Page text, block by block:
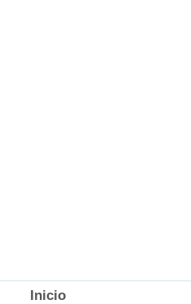
Inicio